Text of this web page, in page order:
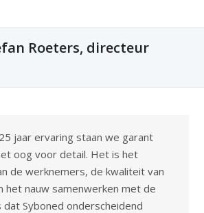
Roeters, directeur
jaar ervaring staan we garant
oog voor detail. Het is het
de werknemers, de kwaliteit van
het nauw samenwerken met de
Syboned onderscheidend